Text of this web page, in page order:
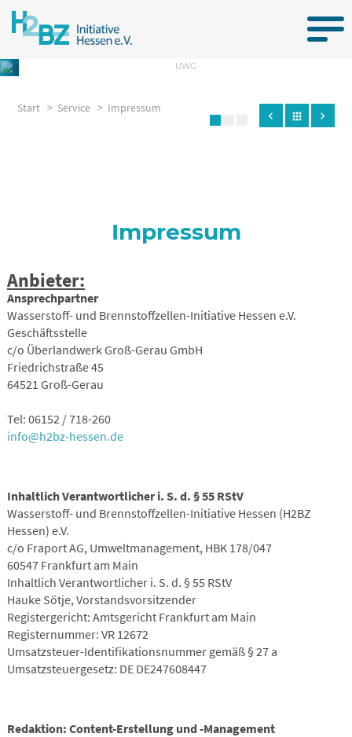
Hauptnavigation
H2BZ-Schwerpunkte
Zwei starke Partner
Aktuelles
ÜWG
Start > Service > Impressum
chevron_left apps chevron_right
Impressum
Anbieter:
Ansprechpartner
Wasserstoff- und Brennstoffzellen-Initiative Hessen e.V.
Geschäftsstelle
c/o Überlandwerk Groß-Gerau GmbH
Friedrichstraße 45
64521 Groß-Gerau
Tel: 06152 / 718-260
info@h2bz-hessen.de
Inhaltlich Verantwortlicher i. S. d. § 55 RStV
Wasserstoff- und Brennstoffzellen-Initiative Hessen (H2BZ
Hessen) e.V.
c/o Fraport AG, Umweltmanagement, HBK 178/047
60547 Frankfurt am Main
Inhaltlich Verantwortlicher i. S. d. § 55 RStV
Hauke Sötje, Vorstandsvorsitzender
Registergericht: Amtsgericht Frankfurt am Main
Registernummer: VR 12672
Umsatzsteuer-Identifikationsnummer gemäß § 27 a
Umsatzsteuergesetz: DE DE247608447
Redaktion: Content-Erstellung und -Management